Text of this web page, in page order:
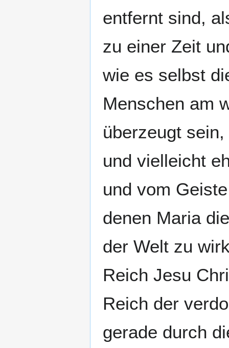
entfernt sind,
zu einer Zeit
wie es selbst
Menschen am
überzeugt
und vielleicht
und vom
denen Maria
der Welt zu
Reich Jesu
Reich der
gerade durch